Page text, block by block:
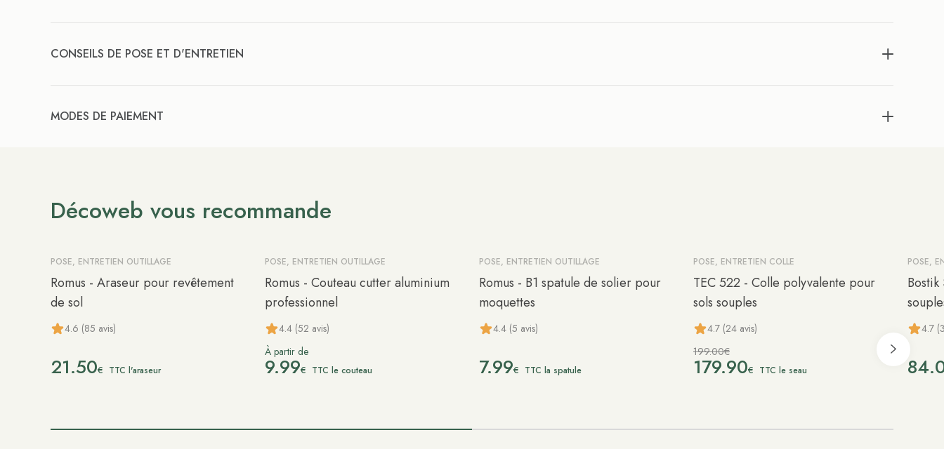
CONSEILS DE POSE ET D'ENTRETIEN
MODES DE PAIEMENT
Décoweb vous recommande
POSE, ENTRETIEN OUTILLAGE
Romus - Araseur pour revêtement
de sol
4.6 (85 avis)
21.50€ TTC l'araseur
POSE, ENTRETIEN OUTILLAGE
Romus - Couteau cutter aluminium
professionnel
4.4 (52 avis)
À partir de
9.99€ TTC le couteau
POSE, ENTRETIEN OUTILLAGE
Romus - B1 spatule de solier pour
moquettes
4.4 (5 avis)
7.99€ TTC la spatule
-10%
POSE, ENTRETIEN COLLE
TEC 522 - Colle polyvalente pour
sols souples
4.7 (24 avis)
199.00€
179.90€ TTC le seau
POSE,
Bostik
4.7